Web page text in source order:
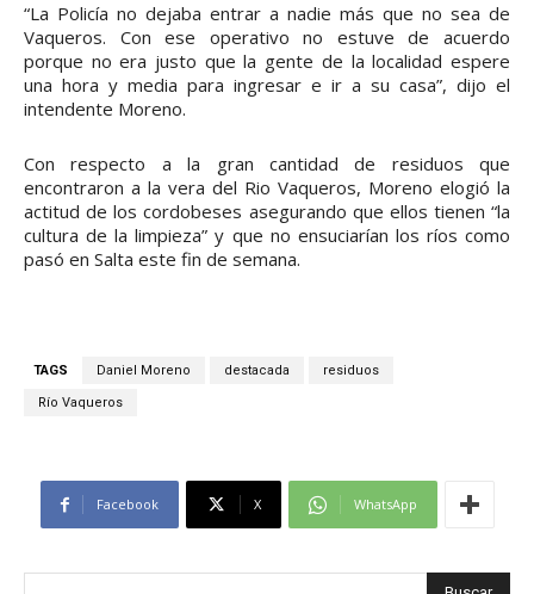
“La Policía no dejaba entrar a nadie más que no sea de
Vaqueros. Con ese operativo no estuve de acuerdo
porque no era justo que la gente de la localidad espere
una hora y media para ingresar e ir a su casa”, dijo el
intendente Moreno.
Con respecto a la gran cantidad de residuos que
encontraron a la vera del Rio Vaqueros, Moreno elogió la
actitud de los cordobeses asegurando que ellos tienen “la
cultura de la limpieza” y que no ensuciarían los ríos como
pasó en Salta este fin de semana.
TAGS Daniel Moreno destacada residuos
Río Vaqueros
Facebook X WhatsApp